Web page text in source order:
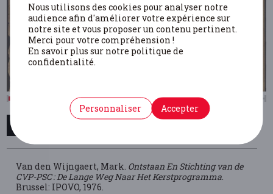
BIBLIOGRAPHIE
Van den Wijngaert, Mark. Ontstaan En Stichting van de
CVP-PSC : De Lange Weg Naar Het Kerstprogramma.
Brussel: IPOVO, 1976.
Nous utilisons des cookies pour analyser notre
audience afin d'améliorer votre expérience sur
notre site et vous proposer un contenu pertinent.
Merci pour votre compréhension !
En savoir plus sur notre politique de
confidentialité.
Personnaliser Accepter